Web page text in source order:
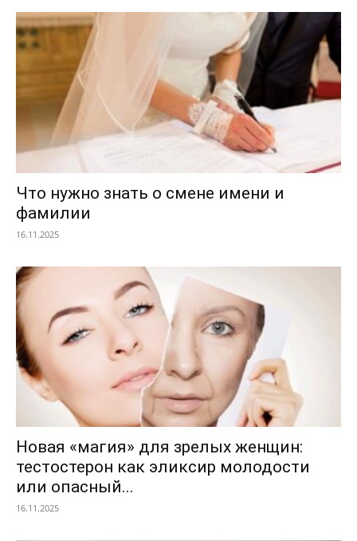
Что нужно знать о смене имени и
фамилии
16.11.2025
Новая «магия» для зрелых женщин:
тестостерон как эликсир молодости
или опасный...
16.11.2025